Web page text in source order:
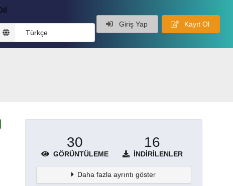
Türkçe
Giriş Yap Kayıt Ol
30
GÖRÜNTÜLEME
16
İNDIRILENLER
Daha fazla ayrıntı göster